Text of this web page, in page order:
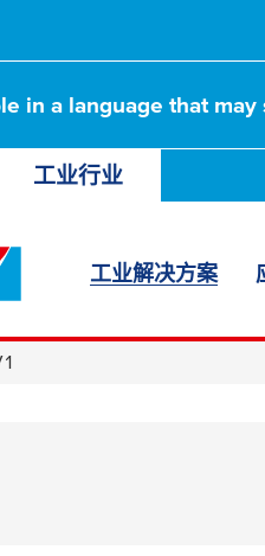
in a language that
工业行业
工业解决方案